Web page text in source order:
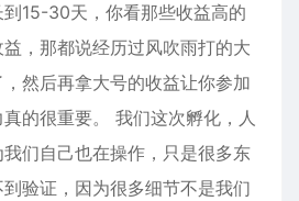
15-30天，你看那些收益高的
，那都说经历过风吹雨打的大
然后再拿大号的收益让你参加
的很重要。 我们这次孵化，人
们自己也在操作，只是很多东
验证，因为很多细节不是我们